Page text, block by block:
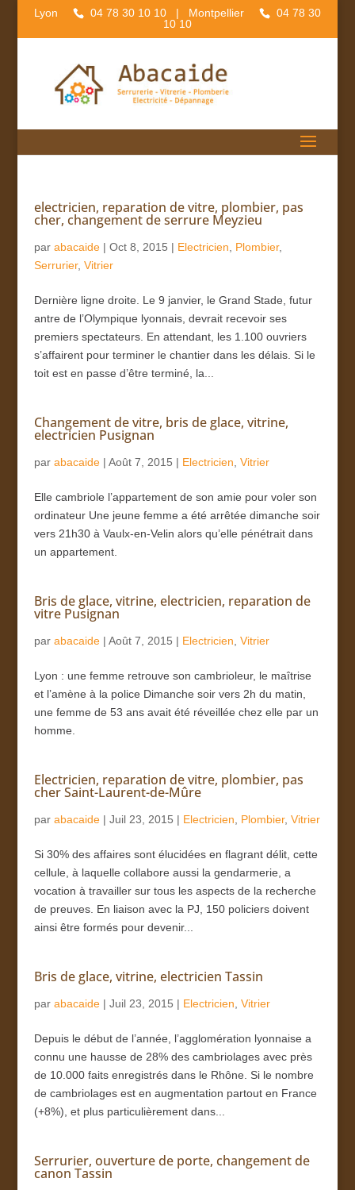
Lyon 04 78 30 10 10 | Montpellier
04 78 30
10 10
electricien, reparation de vitre, plombier, pas
cher, changement de serrure Meyzieu
par abacaide| Oct 8, 2015 | Electricien Plombier,
Serrurier, Vitrier
Dernière ligne droite. Le 9 janvier, le Grand Stade, futur
antre de l’Olympique lyonnais, devrait recevoir ses
premiers spectateurs. En attendant, les 1.100 ouvriers
s’affairent pour terminer le chantier dans les délais. Si le
toit est en passe d’être terminé, la...
Changement de vitre, bris de glace, vitrine,
electricien Pusignan
par abacaide| Août 7, 2015 | Electricien Vitrier
Elle cambriole l’appartement de son amie pour voler son
ordinateur Une jeune femme a été arrêtée dimanche soir
vers 21h30 à Vaulx-en-Velin alors qu’elle pénétrait dans
un appartement.
Bris de glace, vitrine, electricien, reparation de
vitre Pusignan
par abacaide| Août 7, 2015 | Electricien Vitrier
Lyon : une femme retrouve son cambrioleur, le maîtrise
et l’amène à la police Dimanche soir vers 2h du matin,
une femme de 53 ans avait été réveillée chez elle par un
homme.
Electricien, reparation de vitre, plombier, pas
cher Saint-Laurent-de-Mûre
par abacaide| Juil 23, 2015 | Electricien Plombier, Vitrier
Si 30% des affaires sont élucidées en flagrant délit, cette
cellule, à laquelle collabore aussi la gendarmerie, a
vocation à travailler sur tous les aspects de la recherche
de preuves. En liaison avec la PJ, 150 policiers doivent
ainsi être formés pour devenir...
Bris de glace, vitrine, electricien Tassin
par abacaide| Juil 23, 2015 | Electricien Vitrier
Depuis le début de l’année, l’agglomération lyonnaise a
connu une hausse de 28% des cambriolages avec près
de 10.000 faits enregistrés dans le Rhône. Si le nombre
de cambriolages est en augmentation partout en France
(+8%), et plus particulièrement dans...
Serrurier, ouverture de porte, changement de
canon Tassin